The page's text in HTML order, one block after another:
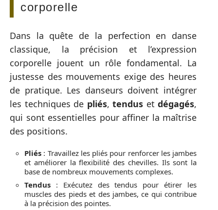
corporelle
Dans la quête de la perfection en danse
classique, la précision et l’expression
corporelle jouent un rôle fondamental. La
justesse des mouvements exige des heures
de pratique. Les danseurs doivent intégrer
les techniques de pliés, tendus et dégagés,
qui sont essentielles pour affiner la maîtrise
des positions.
Pliés : Travaillez les pliés pour renforcer les jambes
et améliorer la flexibilité des chevilles. Ils sont la
base de nombreux mouvements complexes.
Tendus : Exécutez des tendus pour étirer les
muscles des pieds et des jambes, ce qui contribue
à la précision des pointes.